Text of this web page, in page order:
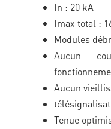
In : 20 kA
Imax total :
Modules
Aucun
Aucun
Tenue